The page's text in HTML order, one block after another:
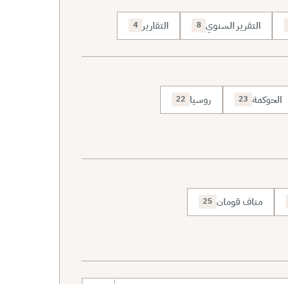
التقرير السنوي 8 التقارير 4
الحوكمة 23 روسيا 22
مناف قومان 25